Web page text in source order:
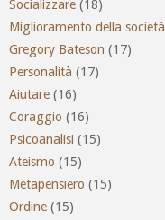
Socializzare (18)
Miglioramento della società
Gregory Bateson (17)
Personalità (17)
Aiutare (16)
Coraggio (16)
Psicoanalisi (15)
Ateismo (15)
Metapensiero (15)
Ordine (15)